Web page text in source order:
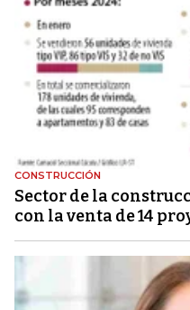
CONSTRUCCIÓN
Sector de la
con la venta de 14